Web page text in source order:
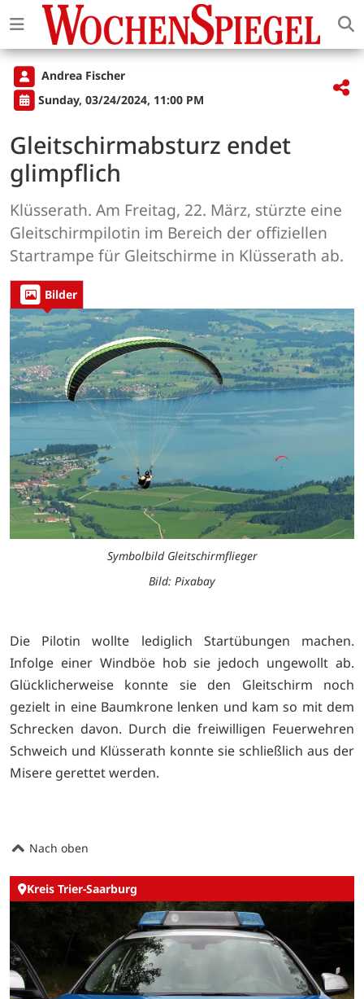
Andrea Fischer
Sunday, 03/24/2024, 11:00 PM
Gleitschirmabsturz endet
glimpflich
Klüsserath. Am Freitag, 22. März, stürzte eine
Gleitschirmpilotin im Bereich der offiziellen
Startrampe für Gleitschirme in Klüsserath ab.
Bilder
Symbolbild Gleitschirmflieger
Bild: Pixabay
Die Pilotin wollte lediglich Startübungen machen.
Infolge einer Windböe hob sie jedoch ungewollt ab.
Glücklicherweise konnte sie den Gleitschirm noch
gezielt in eine Baumkrone lenken und kam so mit dem
Schrecken davon. Durch die freiwilligen Feuerwehren
Schweich und Klüsserath konnte sie schließlich aus der
Misere gerettet werden.
Nach oben
Kreis Trier-Saarburg